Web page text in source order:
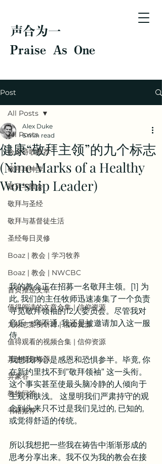
声合为一
Praise As One
Post
All Posts
会众诗歌推荐
敬拜与神学
敬拜与教会
敬拜与圣经
敬拜与基督徒生活
圣经每日灵修
Boaz | 教会 | 学习牧养
Boaz | 教会 | NWCBC
首页推送文章
值得阅读的文章合集 | 信仰资源
九标志案例研讨 | 信仰资源
值得观看的视频合集 | 信仰资源
其他信仰资源
异象谷
教牧问答
书籍推荐
All Posts
健康“敬拜主领”的九个标志
(Nine Marks of a Healthy
Worship Leader)
Alex Duke
6 min read
我的教会正在招募一名敬拜主领。[1] 为
此, 我们的主任牧师迅速凑集了一个负责
寻觅敬拜领袖的12人委员会。尽管我对
音乐一窍不通, 我还是被邀请加入这一服
侍。
我想我内心是感恩和恐惧参半。毕竟, 你
在新约里找不到”敬拜领袖” 这一头衔。
这个事实甚至使最头脑冷静的人倾向于
主观和肤浅。 这显明我们严肃持守的观
念到头来只不过是我们见过的, 已知的,
或觉得舒适的传统。
所以我想把一些我在祷告中渐渐形成的
思考分享出来。我不仅为我的教会在接